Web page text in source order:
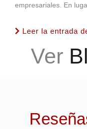
empresariales. En
Leer la entrada
Ver